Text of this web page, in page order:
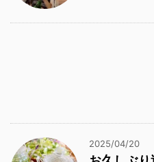
2025/04/20